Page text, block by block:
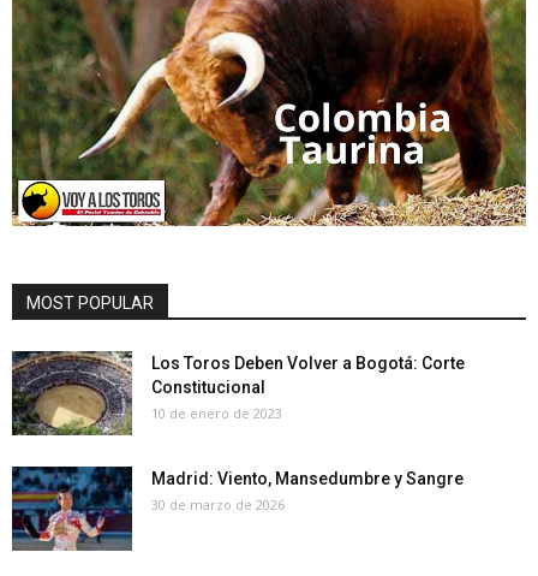
MOST POPULAR
Los Toros Deben Volver a Bogotá: Corte
Constitucional
10 de enero de 2023
Madrid: Viento, Mansedumbre y Sangre
30 de marzo de 2026